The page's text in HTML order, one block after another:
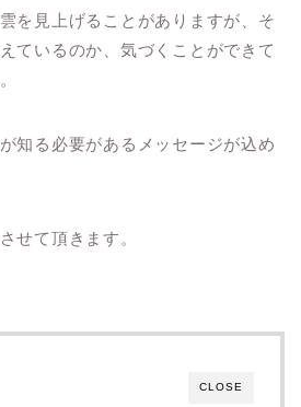
を見上げることがありますが、そ
ているのか、気づくことができて
知る必要があるメッセージが込め
せて頂きます。
CLOSE